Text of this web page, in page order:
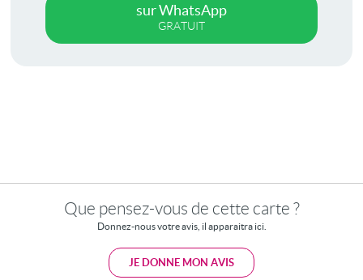
sur WhatsApp
GRATUIT
Que pensez-vous de cette carte ?
Donnez-nous votre avis, il apparaitra ici.
JE DONNE MON AVIS